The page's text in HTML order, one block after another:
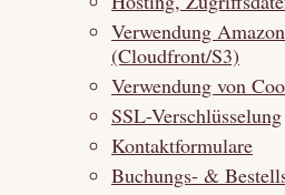
Verwendung
(Cloudfront/S3)
Verwendung von
SSL-Verschlüsselung
Kontaktformulare
Buchungs- &